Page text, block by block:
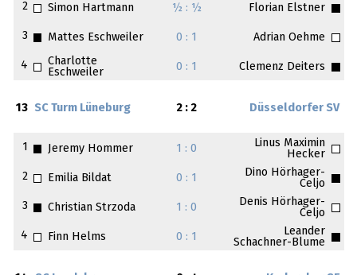
2 Simon Hartmann ½ : ½ Florian Elstner
3 Mattes Eschweiler 0 : 1 Adrian Oehme
4
Charlotte
Eschweiler
0 : 1 Clemenz Deiters
13 SC Turm Lüneburg 2 : 2 Düsseldorfer SV
1 Jeremy Hommer 1 : 0
Linus Maximin
Hecker
2
Emilia Bildat 0 : 1
Dino Hörhager-
Celjo
3
Christian Strzoda 1 : 0
Denis Hörhager-
Celjo
4
Finn Helms 0 : 1
Leander
Schachner-Blume